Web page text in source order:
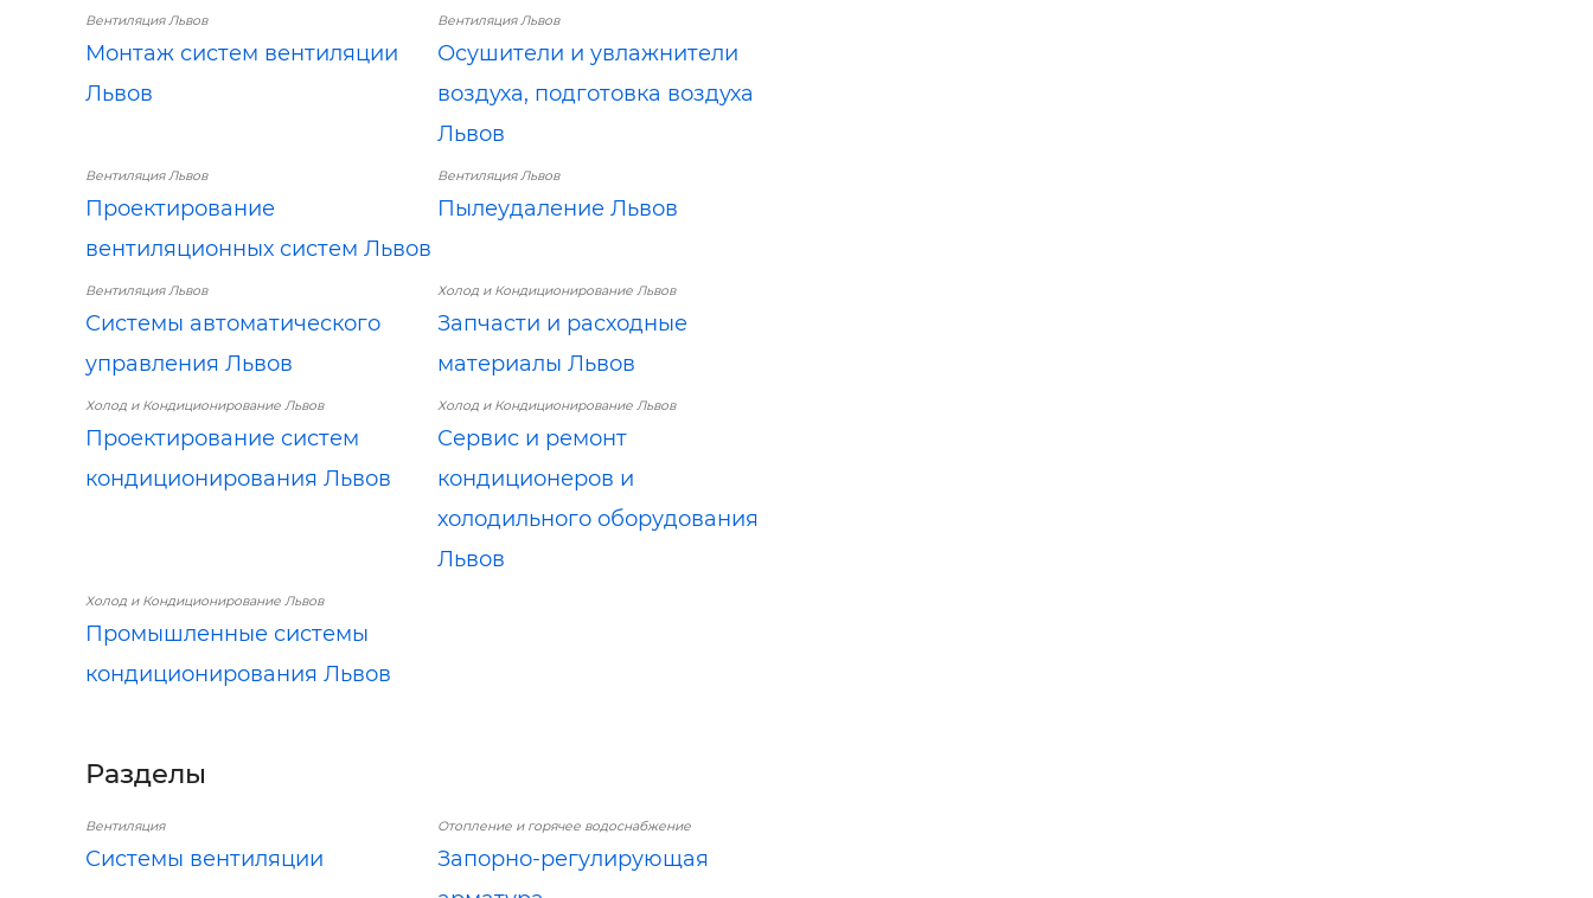
Вентиляция Львов
Монтаж систем вентиляции
Львов
Вентиляция Львов
Осушители и увлажнители
воздуха, подготовка воздуха
Львов
Вентиляция Львов
Проектирование
вентиляционных систем Львов
Вентиляция Львов
Пылеудаление Львов
Вентиляция Львов
Системы автоматического
управления Львов
Холод и Кондиционирование Львов
Запчасти и расходные
материалы Львов
Холод и Кондиционирование Львов
Проектирование систем
кондиционирования Львов
Холод и Кондиционирование Львов
Сервис и ремонт
кондиционеров и
холодильного оборудования
Львов
Холод и Кондиционирование Львов
Промышленные системы
кондиционирования Львов
Разделы
Вентиляция
Системы вентиляции
Отопление и горячее водоснабжение
Запорно-регулирующая